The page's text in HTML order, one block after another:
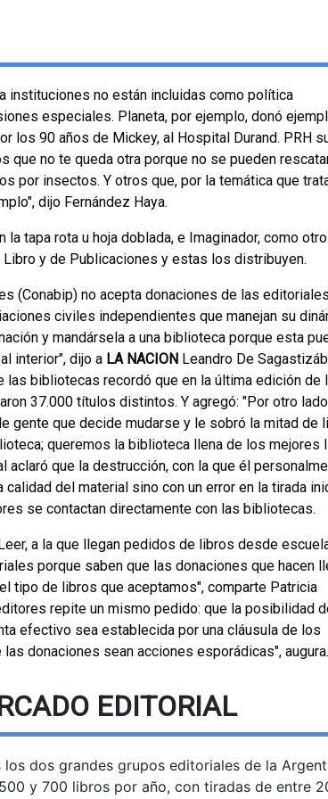
instituciones no están incluidas como política
especiales. Planeta, por ejemplo, donó
los 90 años de Mickey, al Hospital Durand. PRH
que no te queda otra porque no se pueden
por insectos. Y otros que, por la temática que
dijo Fernández Haya.
tapa rota u hoja doblada, e Imaginador, como
y de Publicaciones y estas los distribuyen.
(Conabip) no acepta donaciones de las
civiles independientes que manejan su
y mandársela a una biblioteca porque esta
interior", dijo a LA NACION Leandro De
bibliotecas recordó que en la última edición de
37.000 títulos distintos. Y agregó: "Por otro
gente que decide mudarse y le sobró la mitad de
queremos la biblioteca llena de los mejores
que la destrucción, con la que él
del material sino con un error en la tirada
se contactan directamente con las bibliotecas.
a la que llegan pedidos de libros desde
porque saben que las donaciones que hacen
tipo de libros que aceptamos", comparte Patricia
repite un mismo pedido: que la posibilidad
efectivo sea establecida por una cláusula de los
donaciones sean acciones esporádicas", augura.
EDITORIAL
dos grandes grupos editoriales de la
y 700 libros por año, con tiradas de entre